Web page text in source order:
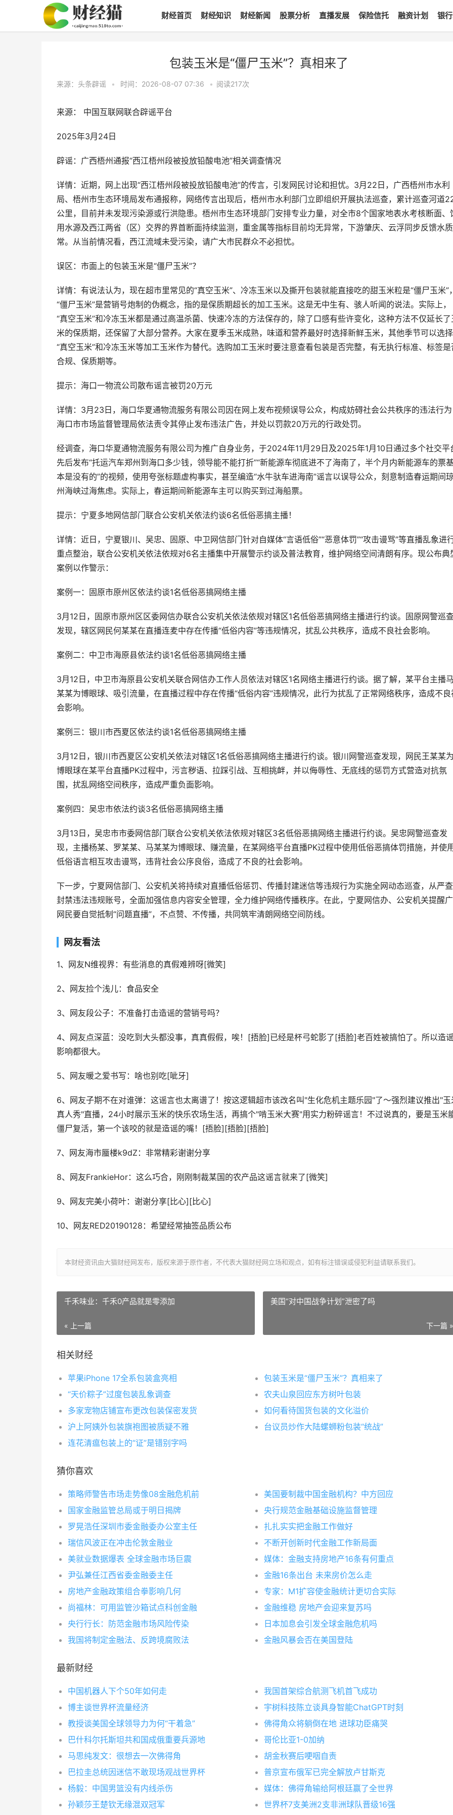
财经首页 财经知识 财经新闻 股票分析 直播发展 保险信托 融资计划 银
包装玉米是“僵尸玉米”？真相来了
来源：头条辟谣 • 时间：2026-08-07 07:36 • 阅读217次
来源： 中国互联网联合辟谣平台
2025年3月24日
辟谣：广西梧州通报“西江梧州段被投放铅酸电池”相关调查情况
详情：近期，网上出现“西江梧州段被投放铅酸电池”的传言，引发网民讨论和担忧。3月22日，广西梧州市水利
局、梧州市生态环境局发布通报称，网络传言出现后，梧州市水利部门立即组织开展执法巡查，累计巡查河道
公里，目前并未发现污染源或行洪隐患。梧州市生态环境部门安排专业力量，对全市8个国家地表水考核断面、
用水源及西江两省（区）交界的界首断面持续监测，重金属等指标目前均无异常，下游肇庆、云浮同步反馈水
常。从当前情况看，西江流域未受污染，请广大市民群众不必担忧。
误区：市面上的包装玉米是“僵尸玉米”？
详情：有说法认为，现在超市里常见的“真空玉米”、冷冻玉米以及撕开包装就能直接吃的甜玉米粒是“僵尸玉米”
“僵尸玉米”是营销号炮制的伪概念，指的是保质期超长的加工玉米。这是无中生有、骇人听闻的说法。实际上，
“真空玉米”和冷冻玉米都是通过高温杀菌、快速冷冻的方法保存的，除了口感有些许变化，这种方法不仅延长了
米的保质期，还保留了大部分营养。大家在夏季玉米成熟，味道和营养最好时选择新鲜玉米，其他季节可以选择
“真空玉米”和冷冻玉米等加工玉米作为替代。选购加工玉米时要注意查看包装是否完整，有无执行标准、标签是
合规、保质期等。
提示：海口一物流公司散布谣言被罚20万元
详情：3月23日，海口华夏通物流服务有限公司因在网上发布视频误导公众，构成妨碍社会公共秩序的违法行
海口市市场监督管理局依法责令其停止发布违法广告，并处以罚款20万元的行政处罚。
经调查，海口华夏通物流服务有限公司为推广自身业务，于2024年11月29日及2025年1月10日通过多个社交平
先后发布“托运汽车郑州到海口多少钱，领导能不能打折”“新能源车彻底进不了海南了，半个月内新能源车的票
本是没有的”的视频，使用夸张标题虚构事实，甚至编造“水牛驮车进海南”谣言以误导公众，刻意制造春运期间
州海峡过海焦虑。实际上，春运期间新能源车主可以购买到过海船票。
提示：宁夏多地网信部门联合公安机关依法约谈6名低俗恶搞主播！
详情：近日，宁夏银川、吴忠、固原、中卫网信部门针对自媒体“言语低俗”“恶意体罚”“攻击谩骂”等直播乱象进
重点整治，联合公安机关依法依规对6名主播集中开展警示约谈及普法教育，维护网络空间清朗有序。现公布典
案例以作警示：
案例一：固原市原州区依法约谈1名低俗恶搞网络主播
3月12日，固原市原州区区委网信办联合公安机关依法依规对辖区1名低俗恶搞网络主播进行约谈。固原网警巡
发现，辖区网民何某某在直播连麦中存在传播“低俗内容”等违规情况，扰乱公共秩序，造成不良社会影响。
案例二：中卫市海原县依法约谈1名低俗恶搞网络主播
3月12日，中卫市海原县公安机关联合网信办工作人员依法对辖区1名网络主播进行约谈。据了解，某平台主播
某某为博眼球、吸引流量，在直播过程中存在传播“低俗内容”违规情况，此行为扰乱了正常网络秩序，造成不良
会影响。
案例三：银川市西夏区依法约谈1名低俗恶搞网络主播
3月12日，银川市西夏区公安机关依法对辖区1名低俗恶搞网络主播进行约谈。银川网警巡查发现，网民王某某
博眼球在某平台直播PK过程中，污言秽语、拉踩引战、互相挑衅，并以侮辱性、无底线的惩罚方式营造对抗氛
围，扰乱网络空间秩序，造成严重负面影响。
案例四：吴忠市依法约谈3名低俗恶搞网络主播
3月13日，吴忠市市委网信部门联合公安机关依法依规对辖区3名低俗恶搞网络主播进行约谈。吴忠网警巡查发
现，主播杨某、罗某某、马某某为博眼球、赚流量，在某网络平台直播PK过程中使用低俗恶搞体罚措施，并使
低俗语言相互攻击谩骂，违背社会公序良俗，造成了不良的社会影响。
下一步，宁夏网信部门、公安机关将持续对直播低俗惩罚、传播封建迷信等违规行为实施全网动态巡查，从严
封禁违法违规账号，全面加强信息内容安全管理，全力维护网络传播秩序。在此，宁夏网信办、公安机关提醒
网民要自觉抵制“问题直播”，不点赞、不传播，共同筑牢清朗网络空间防线。
网友看法
1、网友N维视界：有些消息的真假难辨呀[微笑]
2、网友捡个浅儿：食品安全
3、网友段公子：不准备打击造谣的营销号吗？
4、网友点深蓝：没吃到大头都没事，真真假假，唉！[捂脸]已经是杯弓蛇影了[捂脸]老百姓被搞怕了。所以造
影响都很大。
5、网友暖之爱书写：啥也别吃[呲牙]
6、网友子期不在对谁弹：这谣言也太离谱了！按这逻辑超市该改名叫"生化危机主题乐园"了～强烈建议推出"玉
真人秀"直播，24小时展示玉米的快乐农场生活，再搞个"啃玉米大赛"用实力粉碎谣言！不过说真的，要是玉米
僵尸复活，第一个该咬的就是造谣的嘴！[捂脸][捂脸][捂脸]
7、网友海市蜃楼k9dZ：非常精彩谢谢分享
8、网友FrankieHor：这么巧合，刚刚制裁某国的农产品这谣言就来了[微笑]
9、网友完美小荷叶：谢谢分享[比心][比心]
10、网友RED20190128：希望经常抽签品质公布
本财经资讯由大猫财经网发布，版权来源于原作者，不代表大猫财经网立场和观点，如有标注错误或侵犯利益请联系我们。
千禾味业：千禾0产品就是零添加
« 上一篇
美国“对中国战争计划”泄密了吗
下一篇 »
相关财经
苹果iPhone 17全系包装盒亮相
包装玉米是“僵尸玉米”？真相来了
“天价粽子”过度包装乱象调查
农夫山泉回应东方树叶包装
多家宠物店铺宣布更改包装保密发货
如何看待国货包装的文化溢价
沪上阿姨外包装旗袍图被质疑不雅
台议员炒作大陆螺蛳粉包装“统战”
连花清瘟包装上的“证”是错别字吗
猜你喜欢
策略师警告市场走势像08金融危机前
美国要制裁中国金融机构？中方回应
国家金融监管总局或于明日揭牌
央行规范金融基础设施监督管理
罗晃浩任深圳市委金融委办公室主任
扎扎实实把金融工作做好
瑞信风波正在冲击伦敦金融业
不断开创新时代金融工作新局面
美就业数据爆表 全球金融市场巨震
媒体：金融支持房地产16条有何重点
尹弘兼任江西省委金融委主任
金融16条出台 未来房价怎么走
房地产金融政策组合拳影响几何
专家：M1扩容使金融统计更切合实际
尚福林：可用监管沙箱试点科创金融
金融维稳 房地产会迎来复苏吗
央行行长：防范金融市场风险传染
日本加息会引发全球金融危机吗
我国将制定金融法、反跨境腐败法
金融风暴会否在美国登陆
最新财经
中国机器人下个50年如何走
我国首架综合航测飞机首飞成功
博主谈世界杯流量经济
宇树科技陈立谈具身智能ChatGPT时刻
教授谈美国全球领导力为何“干着急”
佛得角众将躺倒在地 进球功臣痛哭
巴什科尔托斯坦共和国成俄重要兵源地
哥伦比亚1-0加纳
马思纯发文：很想去一次佛得角
胡金秋赛后哽咽自责
巴拉圭总统因迷信不敢现场观战世界杯
普京宣布俄军已完全解放卢甘斯克
杨毅：中国男篮没有内线杀伤
媒体：佛得角输给阿根廷赢了全世界
孙颖莎王楚钦无缘混双冠军
世界杯7支美洲2支非洲球队晋级16强